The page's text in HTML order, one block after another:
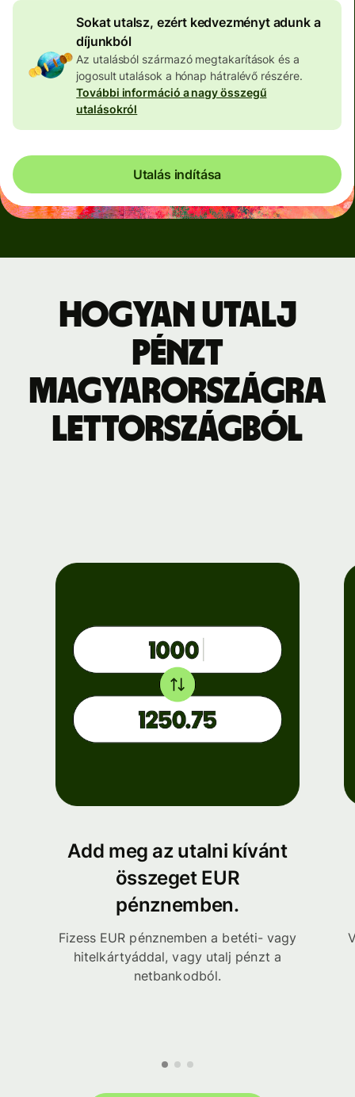
Sokat utalsz, ezért kedvezményt adunk a
díjunkból
Az utalásból származó megtakarítások és a
jogosult utalások a hónap hátralévő részére.
További információ a nagy összegű
utalásokról
Utalás indítása
Hogyan utalj
pénzt
Magyarországra
Lettországból
Add meg az utalni kívánt
összeget EUR
pénznemben.
Fizess EUR pénznemben a betéti- vagy
hitelkártyáddal, vagy utalj pénzt a
netbankodból.